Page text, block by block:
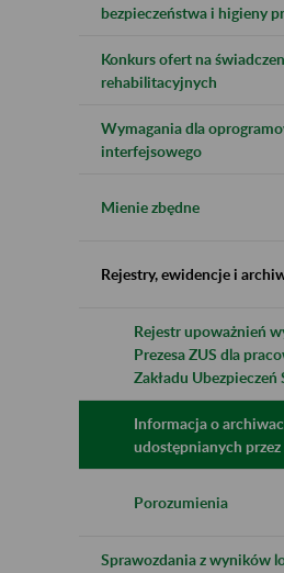
bezpieczeństwa i higieny
Konkurs ofert na
rehabilitacyjnych
Wymagania dla
interfejsowego
Mienie zbędne
Rejestry, ewidencje i
Rejestr upoważnień
Prezesa ZUS dla
Zakładu Ubezpieczeń
Informacja o
udostępnianych przez
Porozumienia
Sprawozdania z wyników